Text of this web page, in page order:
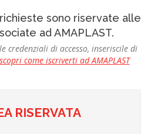
sono riservate alle
ad AMAPLAST.
credenziali di accesso, inseriscile di
scopri come iscriverti ad AMAPLAST
RISERVATA